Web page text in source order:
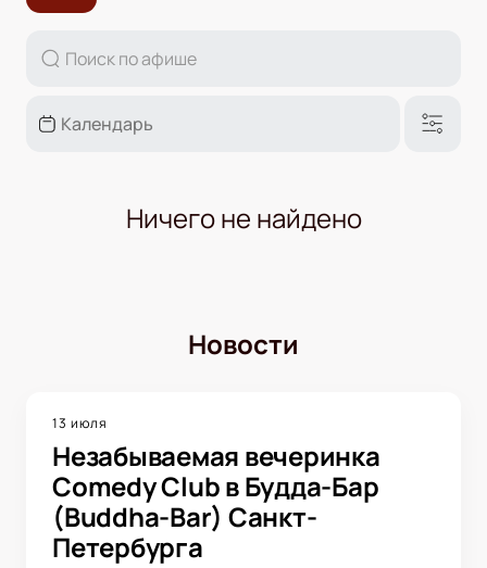
Ничего не найдено
Новости
13 июля
Незабываемая вечеринка
Comedy Club в Будда-Бар
(Buddha-Bar) Санкт-
Петербурга